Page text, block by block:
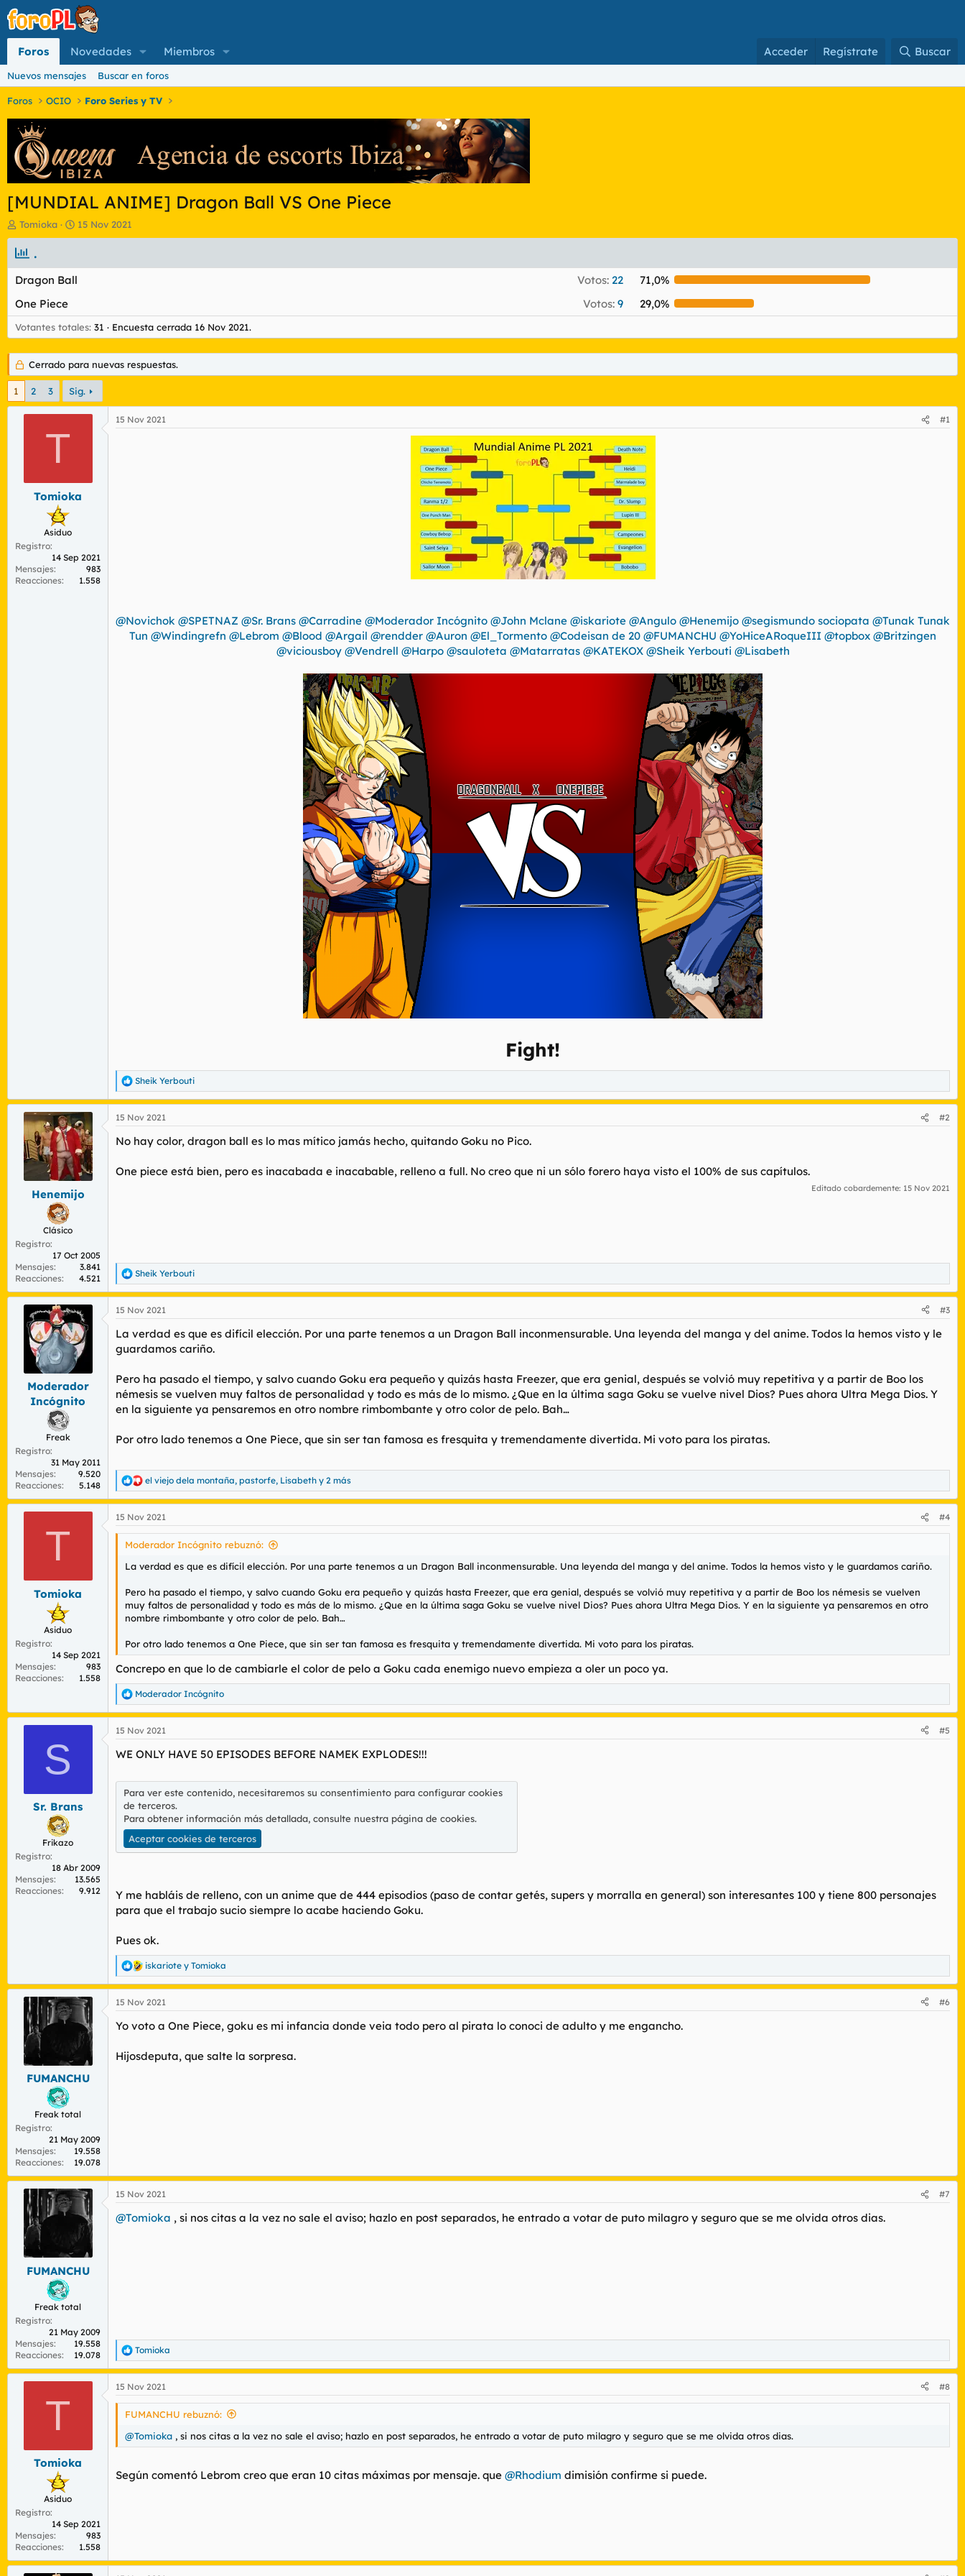
Foros Novedades Miembros Acceder Regístrate Buscar
Nuevos mensajes Buscar en foros
Foros OCIO Foro Series y TV
[MUNDIAL ANIME] Dragon Ball VS One Piece
I
n
i
c
i
d
o
r
d
e
l
t
m
a
Tomioka
F
e
i
n
i
c
i
o
15 Nov 2021
.
Dragon Ball Votos: 22
71,0%
One Piece
Votos: 9 29,0%
Votantes totales 31 Encuesta cerrada 16 Nov 2021.
Cerrado para nuevas respuestas.
1 2 3 Sig.
T
Tomioka
Asiduo
Registro
14 Sep 2021
Mensajes
983
Reacciones
1.558
15 Nov 2021 #1
@Novichok @SPETNAZ @Sr. Brans @Carradine @Moderador Incógnito @John Mclane @iskariote @Angulo @Henemijo @segismundo sociopata @Tunak Tunak
Tun @Windingrefn @Lebrom @Blood @Argail @rendder @Auron @El_Tormento @Codeisan de 20 @FUMANCHU @YoHiceARoqueIII @topbox @Britzingen
@viciousboy @Vendrell @Harpo @sauloteta @Matarratas @KATEKOX @Sheik Yerbouti @Lisabeth
Fight!
R
e
a
c
i
n
e
Sheik Yerbouti
Henemijo
Clásico
Registro
17 Oct 2005
Mensajes
3.841
Reacciones
4.521
15 Nov 2021 #2
No hay color, dragon ball es lo mas mítico jamás hecho, quitando Goku no Pico.
One piece está bien, pero es inacabada e inacabable, relleno a full. No creo que ni un sólo forero haya visto el 100% de sus capítulos.
Editado cobardemente: 15 Nov 2021
R
e
a
c
i
o
n
s
:
Sheik Yerbouti
Moderador
Incógnito
Freak
Registro
31 May 2011
Mensajes
9.520
Reacciones
5.148
15 Nov 2021 #3
La verdad es que es difícil elección. Por una parte tenemos a un Dragon Ball inconmensurable. Una leyenda del manga y del anime. Todos la hemos visto y le
guardamos cariño.
Pero ha pasado el tiempo, y salvo cuando Goku era pequeño y quizás hasta Freezer, que era genial, después se volvió muy repetitiva y a partir de Boo los
némesis se vuelven muy faltos de personalidad y todo es más de lo mismo. ¿Que en la última saga Goku se vuelve nivel Dios? Pues ahora Ultra Mega Dios. Y
en la siguiente ya pensaremos en otro nombre rimbombante y otro color de pelo. Bah…
Por otro lado tenemos a One Piece, que sin ser tan famosa es fresquita y tremendamente divertida. Mi voto para los piratas.
R
e
a
c
c
el viejo dela montaña, pastorfe, Lisabeth y 2 más
T
Tomioka
Asiduo
Registro
14 Sep 2021
Mensajes
983
Reacciones
1.558
15 Nov 2021 #4
Moderador Incógnito rebuznó:
La verdad es que es difícil elección. Por una parte tenemos a un Dragon Ball inconmensurable. Una leyenda del manga y del anime. Todos la hemos visto y le guardamos cariño.
Pero ha pasado el tiempo, y salvo cuando Goku era pequeño y quizás hasta Freezer, que era genial, después se volvió muy repetitiva y a partir de Boo los némesis se vuelven
muy faltos de personalidad y todo es más de lo mismo. ¿Que en la última saga Goku se vuelve nivel Dios? Pues ahora Ultra Mega Dios. Y en la siguiente ya pensaremos en otro
nombre rimbombante y otro color de pelo. Bah…
Por otro lado tenemos a One Piece, que sin ser tan famosa es fresquita y tremendamente divertida. Mi voto para los piratas.
Concrepo en que lo de cambiarle el color de pelo a Goku cada enemigo nuevo empieza a oler un poco ya.
R
e
a
c
i
n
e
Moderador Incógnito
S
Sr. Brans
Frikazo
Registro
18 Abr 2009
Mensajes
13.565
Reacciones
9.912
15 Nov 2021 #5
WE ONLY HAVE 50 EPISODES BEFORE NAMEK EXPLODES!!!
Para ver este contenido, necesitaremos su consentimiento para configurar cookies
de terceros.
Para obtener información más detallada, consulte nuestra página de cookies.
Aceptar cookies de terceros
Y me habláis de relleno, con un anime que de 444 episodios (paso de contar getés, supers y morralla en general) son interesantes 100 y tiene 800 personajes
para que el trabajo sucio siempre lo acabe haciendo Goku.
Pues ok.
R
e
a
c
i
n
e
iskariote y Tomioka
FUMANCHU
Freak total
Registro
21 May 2009
Mensajes
19.558
Reacciones
19.078
15 Nov 2021 #6
Yo voto a One Piece, goku es mi infancia donde veia todo pero al pirata lo conoci de adulto y me engancho.
Hijosdeputa, que salte la sorpresa.
FUMANCHU
Freak total
Registro
21 May 2009
Mensajes
19.558
Reacciones
19.078
15 Nov 2021 #7
@Tomioka , si nos citas a la vez no sale el aviso; hazlo en post separados, he entrado a votar de puto milagro y seguro que se me olvida otros dias.
R
e
a
c
c
n
e
:
Tomioka
T
Tomioka
Asiduo
Registro
14 Sep 2021
Mensajes
983
Reacciones
1.558
15 Nov 2021 #8
FUMANCHU rebuznó:
@Tomioka , si nos citas a la vez no sale el aviso; hazlo en post separados, he entrado a votar de puto milagro y seguro que se me olvida otros dias.
Según comentó Lebrom creo que eran 10 citas máximas por mensaje. que @Rhodium dimisión confirme si puede.